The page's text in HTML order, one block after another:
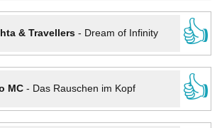
& Travellers- Dream of Infinity
👍
MC- Das Rauschen im Kopf
👍